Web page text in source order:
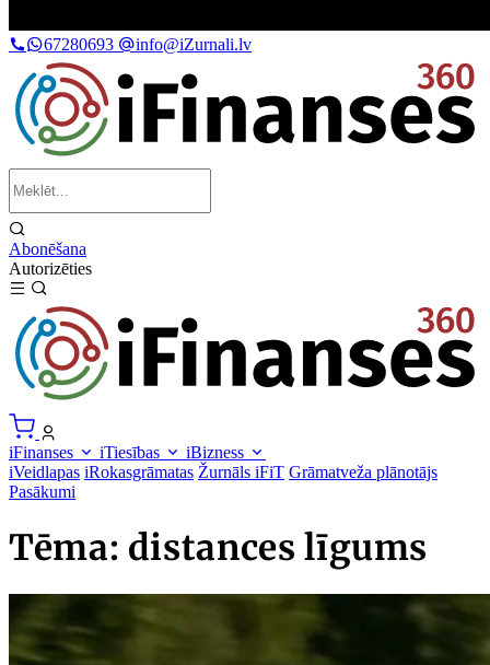
67280693 info@iZurnali.lv
Abonēšana
Autorizēties
iFinanses iTiesības
iBizness
iVeidlapas iRokasgrāmatas Žurnāls iFiT Grāmatveža plānotājs
Pasākumi
Tēma: distances līgums